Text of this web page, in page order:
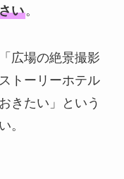
い。
広場の絶景撮影
トーリーホテル
きたい」という
。